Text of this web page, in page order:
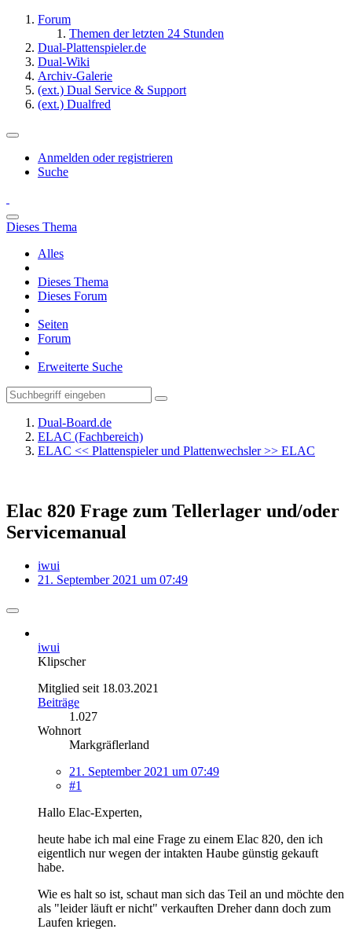
Forum
Themen der letzten 24 Stunden
Dual-Plattenspieler.de
Dual-Wiki
Archiv-Galerie
(ext.) Dual Service & Support
(ext.) Dualfred
Anmelden oder registrieren
Suche
Dieses Thema
Alles
Dieses Thema
Dieses Forum
Seiten
Forum
Erweiterte Suche
Dual-Board.de
ELAC (Fachbereich)
ELAC << Plattenspieler und Plattenwechsler >> ELAC
Elac 820 Frage zum Tellerlager und/oder
Servicemanual
iwui
21. September 2021 um 07:49
iwui
Klipscher
Mitglied seit 18.03.2021
Beiträge
1.027
Wohnort
Markgräflerland
21. September 2021 um 07:49
#1
Hallo Elac-Experten,
heute habe ich mal eine Frage zu einem Elac 820, den ich
eigentlich nur wegen der intakten Haube günstig gekauft
habe.
Wie es halt so ist, schaut man sich das Teil an und möchte den
als "leider läuft er nicht" verkauften Dreher dann doch zum
Laufen kriegen.